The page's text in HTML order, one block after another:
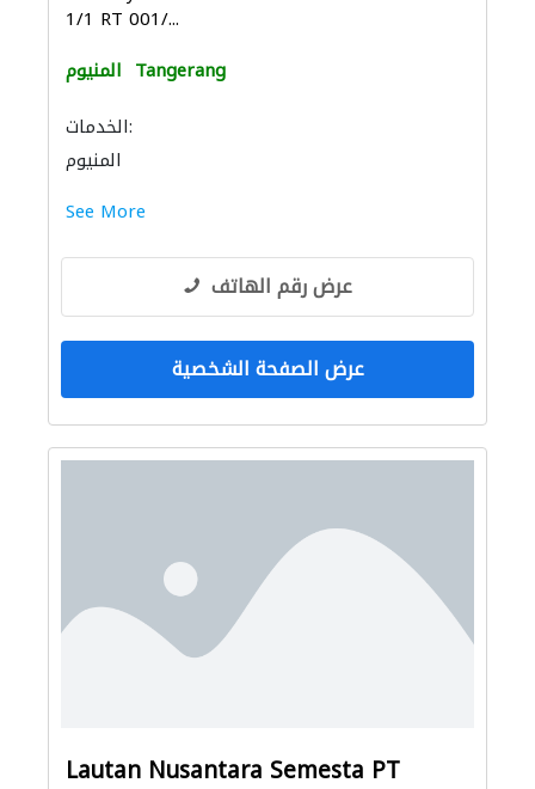
1/1 RT 001/...
المنيوم Tangerang
الخدمات:
المنيوم
See More
عرض رقم الهاتف
عرض الصفحة الشخصية
Lautan Nusantara Semesta PT